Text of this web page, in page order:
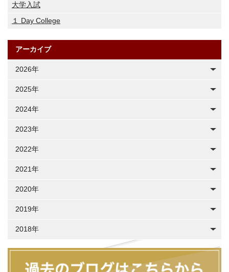
大学入試
１ Day College
アーカイブ
2026年
2025年
2024年
2023年
2022年
2021年
2020年
2019年
2018年